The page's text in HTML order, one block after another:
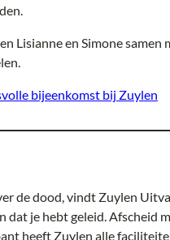
Lisianne en Simone
bijeenkomst bij Zuylen
de dood, vindt Zuylen
je hebt geleid. Afscheid
heeft Zuylen alle